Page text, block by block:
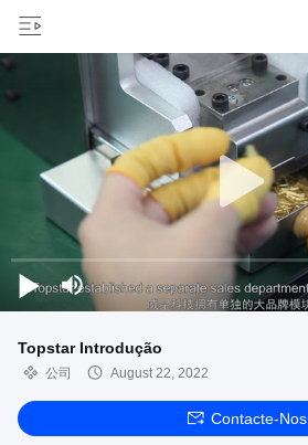
Topstar Introdução
公司 August 22, 2022
Contacte-Nos